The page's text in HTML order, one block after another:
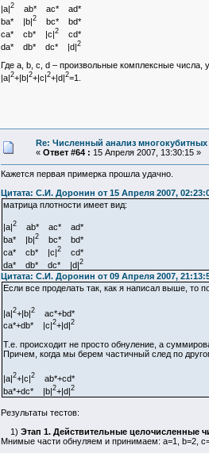
|a|2ab* ac* ad*
ba* |b|2bc* bd*
ca* cb* |c|2cd*
da* db* dc* |d|2
Где а, b, c, d – произвольные комплексные
|a|2+|b|2+|c|2+|d|2=1.
Re: Численный анализ многокубитных
« Ответ #64 : 15 Апреля 2007, 13:30:15 »
Кажется первая примерка прошла удачно.
Цитата: С.И. Доронин от 15 Апреля 2007,
матрица плотности имеет вид:
|a|2ab* ac* ad*
ba* |b|2bc* bd*
ca* cb* |c|2cd*
da* db* dc* |d|2
Цитата: С.И. Доронин от 09 Апреля 2007,
Если все проделать так, как я написал выше, то
|a|2+|b|2ac*+bd*
ca*+db* |c|2+|d|2
Т.е. происходит не просто обнуление, а
Причем, когда мы берем частичный след по
|a| 2+|с| 2ab*+cd*
ba*+dc* |b|2+|d|2
Результаты тестов:
1) Этап 1. Действительные целочисленные
Мнимые части обнуляем и принимаем: a=1, b=2,